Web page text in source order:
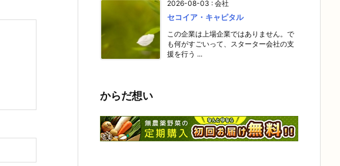
2026-08-03 : 会社
セコイア・キャピタル
この企業は上場企業ではありません。で
も何がすごいって、スターター会社の支
援を行う ...
からだ想い